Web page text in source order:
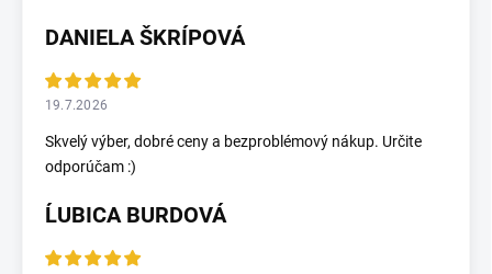
DANIELA ŠKRÍPOVÁ
19.7.2026
Skvelý výber, dobré ceny a bezproblémový nákup. Určite
odporúčam :)
ĹUBICA BURDOVÁ